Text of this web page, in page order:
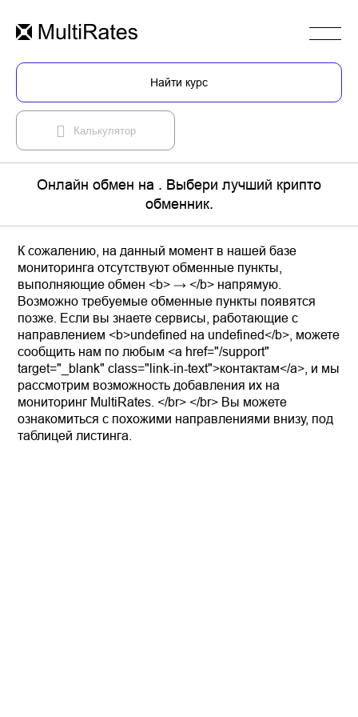
Найти курс
Калькулятор
Онлайн обмен на . Выбери лучший крипто
обменник.
К сожалению, на данный момент в нашей базе
мониторинга отсутствуют обменные пункты,
выполняющие обмен <b> → </b> напрямую.
Возможно требуемые обменные пункты появятся
позже. Если вы знаете сервисы, работающие с
направлением <b>undefined на undefined</b>, можете
сообщить нам по любым <a href="/support"
target="_blank" class="link-in-text">контактам</a>, и мы
рассмотрим возможность добавления их на
мониторинг MultiRates. </br> </br> Вы можете
ознакомиться с похожими направлениями внизу, под
таблицей листинга.